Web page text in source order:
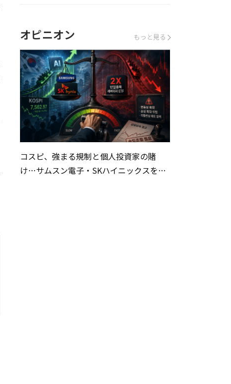
オピニオン もっと見る
コスピ、強まる規制と個人投資家の賭
け…サムスン電子・SKハイニックスを巡